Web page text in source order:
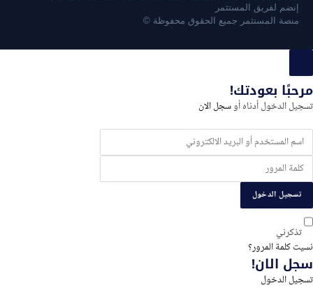
إنضم لفريق المستثمر
منصة المستثمر جميع الحقوق محفوظة ©
تسجيل
الدخول
أو
التسجيل
مرحبًا بعودتك!
تسجيل الدخول أدناه أوسجل الان
تسجيل الدخول
تذكرني
نسيت كلمة المرور؟
سجل الان!
تسجيل الدخول